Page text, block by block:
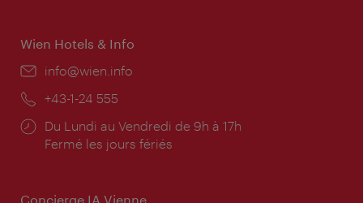
Wien Hotels & Info
E-
info@wien.info
Téléphone:
+43-1-24 555
Horaires
d'ouverture:
Du Lundi au Vendredi de 9h à 17h
Fermé les jours fériés
Concierge IA Vienne